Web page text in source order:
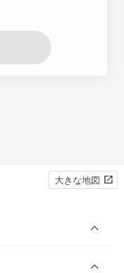
大きな地図